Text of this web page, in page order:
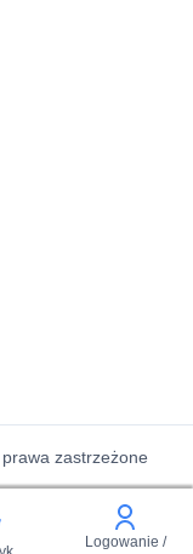
Logowanie /
zastrzeżone